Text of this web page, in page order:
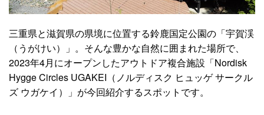
三重県と滋賀県の県境に位置する鈴鹿国定公園の「宇賀渓
（うがけい）」。そんな豊かな自然に囲まれた場所で、
2023年4月にオープンしたアウトドア複合施設「Nordisk
Hygge Circles UGAKEI（ノルディスク ヒュッゲ サークル
ズ ウガケイ）」が今回紹介するスポットです。